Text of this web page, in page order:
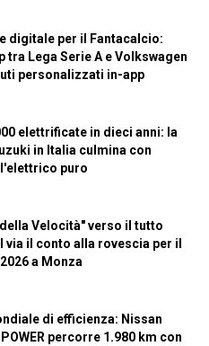
digitale per il Fantacalcio:
tra Lega Serie A e Volkswagen
personalizzati in-app
elettrificate in dieci anni: la
in Italia culmina con
puro
della Velocità" verso il tutto
via il conto alla rovescia per il
a Monza
di efficienza: Nissan
percorre 1.980 km con